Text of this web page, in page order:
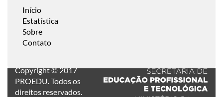
Início
Estatística
Sobre
Contato
Copyright © 2017
PROEDU. Todos os
direitos reservados.